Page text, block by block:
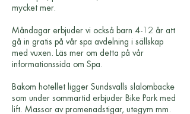
mycket mer.
Måndagar erbjuder vi också barn 4-12 år att
gå in gratis på vår spa avdelning i sällskap
med vuxen. Läs mer om detta på vår
informationssida om Spa.
Bakom hotellet ligger Sundsvalls slalombacke
som under sommartid erbjuder Bike Park med
lift. Massor av promenadstigar, utegym mm.